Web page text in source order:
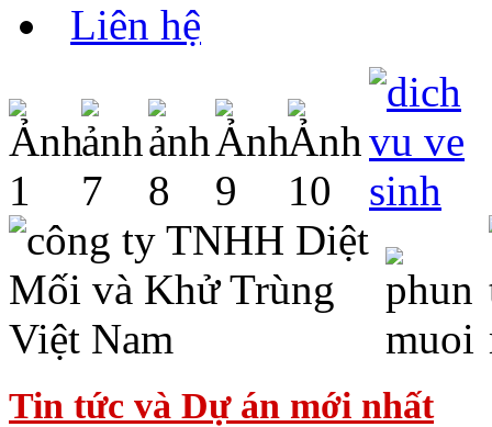
Liên hệ
Tin tức và Dự án mới nhất